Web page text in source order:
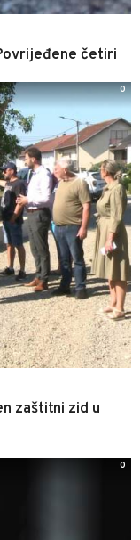
četiri
zaštitni zid u
0
0